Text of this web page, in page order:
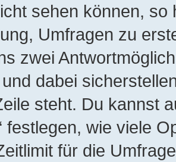
sehen können,
Umfragen zu
zwei
dabei
steht. Du kannst
festlegen, wie viele
für die